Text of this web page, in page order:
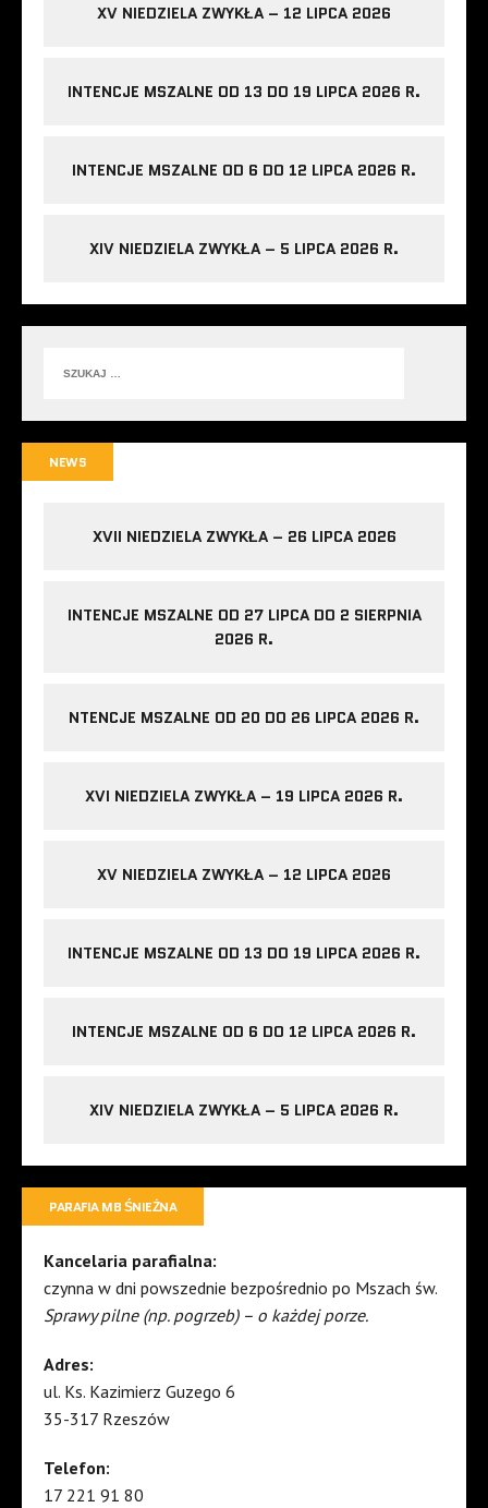
XV NIEDZIELA ZWYKŁA – 12 LIPCA 2026
INTENCJE MSZALNE OD 13 DO 19 LIPCA 2026 R.
INTENCJE MSZALNE OD 6 DO 12 LIPCA 2026 R.
XIV NIEDZIELA ZWYKŁA – 5 LIPCA 2026 R.
NEWS
XVII NIEDZIELA ZWYKŁA – 26 LIPCA 2026
INTENCJE MSZALNE OD 27 LIPCA DO 2 SIERPNIA
2026 R.
NTENCJE MSZALNE OD 20 DO 26 LIPCA 2026 R.
XVI NIEDZIELA ZWYKŁA – 19 LIPCA 2026 R.
XV NIEDZIELA ZWYKŁA – 12 LIPCA 2026
INTENCJE MSZALNE OD 13 DO 19 LIPCA 2026 R.
INTENCJE MSZALNE OD 6 DO 12 LIPCA 2026 R.
XIV NIEDZIELA ZWYKŁA – 5 LIPCA 2026 R.
PARAFIA MB ŚNIEŻNA
Kancelaria parafialna:
czynna w dni powszednie bezpośrednio po Mszach św.
Sprawy pilne (np. pogrzeb) – o każdej porze.
Adres:
ul. Ks. Kazimierz Guzego 6
35-317 Rzeszów
Telefon:
17 221 91 80